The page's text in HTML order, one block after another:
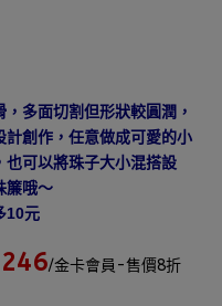
多面切割但形狀較圓潤，
創作，任意做成可愛的小
也可以將珠子大小混搭設
簾哦～
10元
/金卡會員-售價8折